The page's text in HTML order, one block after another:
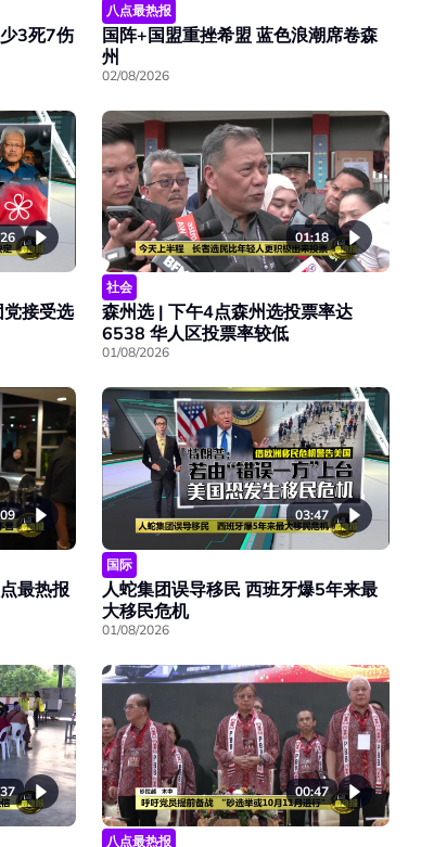
3死7伤
八点最热报
国阵+国盟重挫希盟 蓝色浪潮席卷森
州
02/08/2026
接受选
01:18
社会
森州选 | 下午4点森州选投票率达
6538 华人区投票率较低
01/08/2026
最热报
03:47
国际
人蛇集团误导移民 西班牙爆5年来最
大移民危机
01/08/2026
00:47
八点最热报